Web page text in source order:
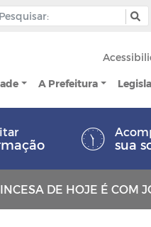
A Prefeitura
sua
DE HOJE É COM JOSÉ